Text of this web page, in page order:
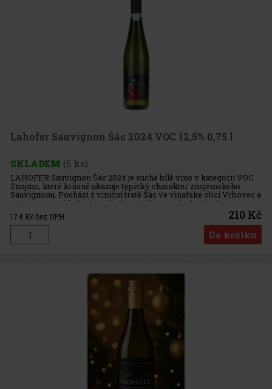
Lahofer Sauvignon Šác 2024 VOC 12,5% 0,75 l
SKLADEM (5 ks)
LAHOFER Sauvignon Šác 2024 je suché bílé víno v kategorii VOC
Znojmo, které krásně ukazuje typický charakter znojemského
Sauvignonu. Pochází z viniční tratě Šác ve vinařské obci Vrbovec a
už na první pohled zaujme brilantně čistou zelenkavě-zlatavou
174 Kč bez DPH 210 Kč
Do košíku